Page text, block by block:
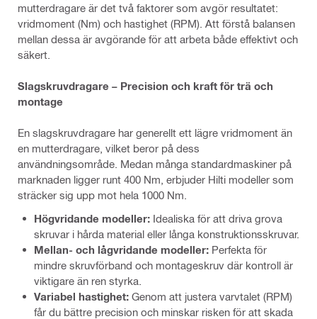
mutterdragare är det två faktorer som avgör resultatet:
vridmoment (Nm) och hastighet (RPM). Att förstå balansen
mellan dessa är avgörande för att arbeta både effektivt och
säkert.
Slagskruvdragare – Precision och kraft för trä och
montage
En slagskruvdragare har generellt ett lägre vridmoment än
en mutterdragare, vilket beror på dess
användningsområde. Medan många standardmaskiner på
marknaden ligger runt 400 Nm, erbjuder Hilti modeller som
sträcker sig upp mot hela 1000 Nm.
Högvridande modeller: Idealiska för att driva grova
skruvar i hårda material eller långa konstruktionsskruvar.
Mellan- och lågvridande modeller: Perfekta för
mindre skruvförband och montageskruv där kontroll är
viktigare än ren styrka.
Variabel hastighet: Genom att justera varvtalet (RPM)
får du bättre precision och minskar risken för att skada